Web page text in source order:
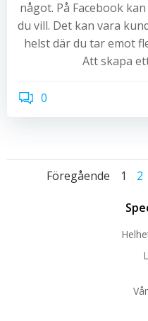
något. På Facebook
du vill. Det kan vara
helst där du tar emot
Att skapa
0
Föregående Sida
1 2